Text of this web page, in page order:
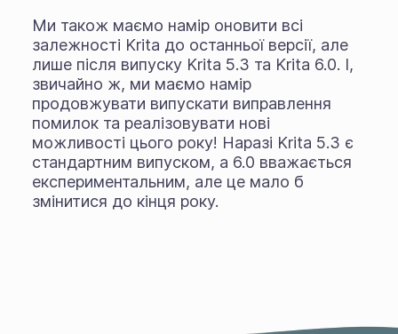
Ми також маємо намір оновити всі
залежності Krita до останньої версії, але
лише після випуску Krita 5.3 та Krita 6.0. І,
звичайно ж, ми маємо намір
продовжувати випускати виправлення
помилок та реалізовувати нові
можливості цього року! Наразі Krita 5.3 є
стандартним випуском, а 6.0 вважається
експериментальним, але це мало б
змінитися до кінця року.